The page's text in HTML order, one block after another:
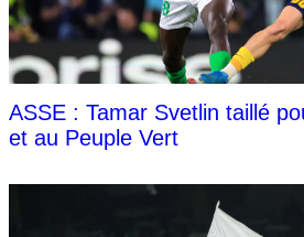
ASSE : Tamar Svetlin taillé
et au Peuple Vert